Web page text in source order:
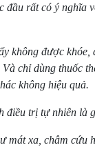
đầu rất có ý nghĩa
không được khóe,
chỉ dùng thuốc
không hiệu quả.
điều trị tự nhiên là
mát xa, châm cứu